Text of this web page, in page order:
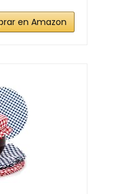
en Amazon